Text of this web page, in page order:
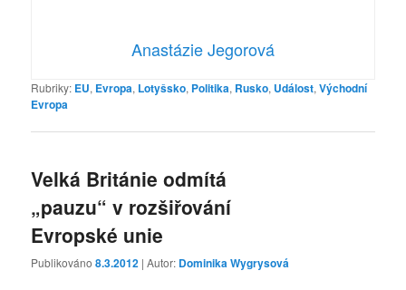
Anastázie Jegorová
Rubriky: EU, Evropa, Lotyšsko, Politika, Rusko, Událost,Východní
Evropa
Velká Británie odmítá
„pauzu“ v rozšiřování
Evropské unie
Publikováno8.3.2012 | Autor: Dominika Wygrysová